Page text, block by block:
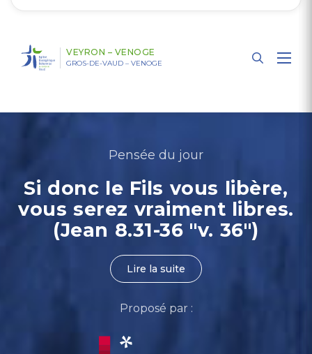
VEYRON – VENOGE
GROS-DE-VAUD – VENOGE
Pensée du jour
Si donc le Fils vous libère,
vous serez vraiment libres.
(Jean 8.31-36 "v. 36")
Lire la suite
Proposé par :